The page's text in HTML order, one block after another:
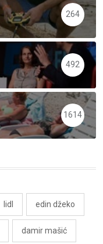
264
492
1614
lidl edin džeko
damir mašić